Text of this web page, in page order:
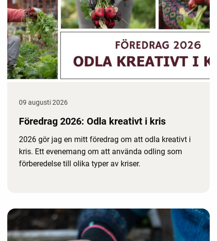
09 augusti 2026
Föredrag 2026: Odla kreativt i kris
2026 gör jag en mitt föredrag om att odla kreativt i
kris. Ett evenemang om att använda odling som
förberedelse till olika typer av kriser.